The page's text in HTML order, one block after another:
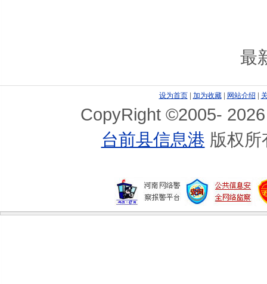
最
设为首页| 加为收藏| 网站介绍 |
CopyRight ©2005-
台前县信息港 版权